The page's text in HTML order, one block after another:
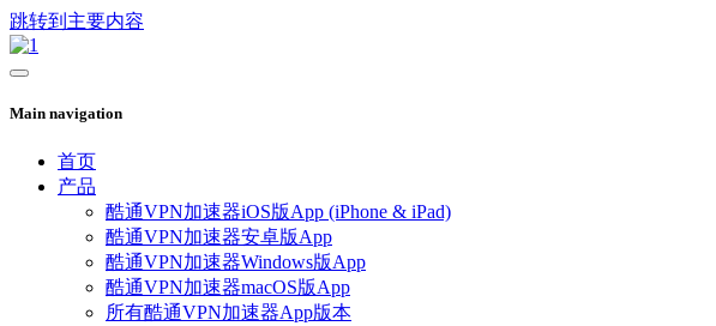
跳转到主要内容
Main navigation
首页
产品
酷通VPN加速器iOS版App (iPhone & iPad)
酷通VPN加速器安卓版App
酷通VPN加速器Windows版App
酷通VPN加速器macOS版App
所有酷通VPN加速器App版本